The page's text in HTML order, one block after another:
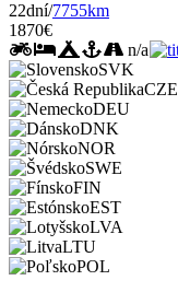
22dní/7755km
1870€
n/a
SVK
CZE
DEU
DNK
NOR
SWE
FIN
EST
LVA
LTU
POL